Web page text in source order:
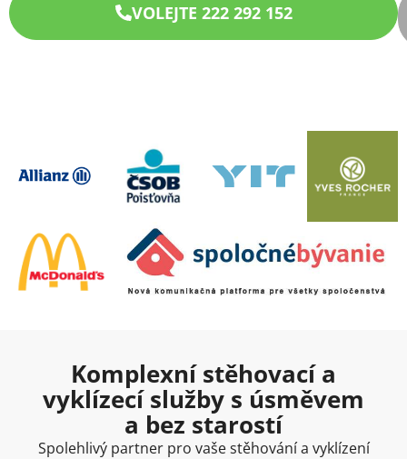
VOLEJTE 222 292 152
Komplexní stěhovací a
vyklízecí služby s úsměvem
a bez starostí
Spolehlivý partner pro vaše stěhování a vyklízení